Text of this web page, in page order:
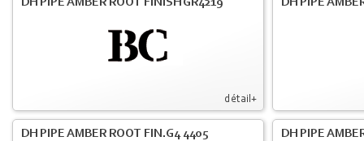
détail+
DH PIPE AMBER ROOT FINISH GR4219 DH PIPE
DH PIPE AMBER ROOT FIN.G4 4405 DH PIPE